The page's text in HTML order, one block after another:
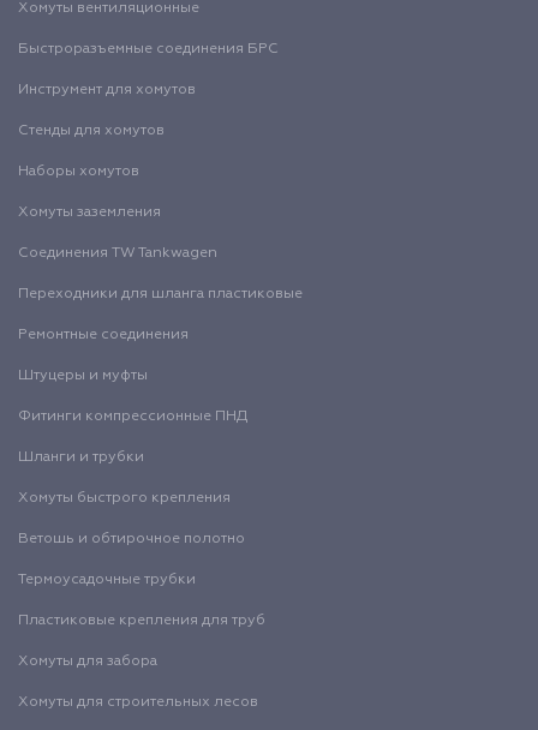
Хомуты вентиляционные
Быстроразъемные соединения БРС
Инструмент для хомутов
Стенды для хомутов
Наборы хомутов
Хомуты заземления
Соединения TW Tankwagen
Переходники для шланга пластиковые
Ремонтные соединения
Штуцеры и муфты
Фитинги компрессионные ПНД
Шланги и трубки
Хомуты быстрого крепления
Ветошь и обтирочное полотно
Термоусадочные трубки
Пластиковые крепления для труб
Хомуты для забора
Хомуты для строительных лесов